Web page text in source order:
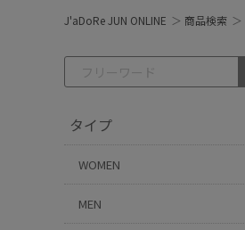
J'aDoRe JUN ONLINE 商品検索
タイプ
WOMEN
MEN